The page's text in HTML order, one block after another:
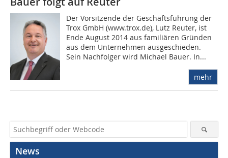
Der Vorsitzende der Geschäftsführung der
Trox GmbH (www.trox.de), Lutz Reuter, ist
Ende August 2014 aus familiären Gründen
aus dem Unternehmen ausgeschieden.
Sein Nachfolger wird Michael Bauer. In...
mehr
News